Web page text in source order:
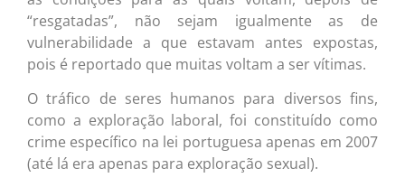
“resgatadas”, não sejam igualmente as de
vulnerabilidade a que estavam antes expostas,
pois é reportado que muitas voltam a ser vítimas.
O tráfico de seres humanos para diversos fins,
como a exploração laboral, foi constituído como
crime específico na lei portuguesa apenas em 2007
(até lá era apenas para exploração sexual).